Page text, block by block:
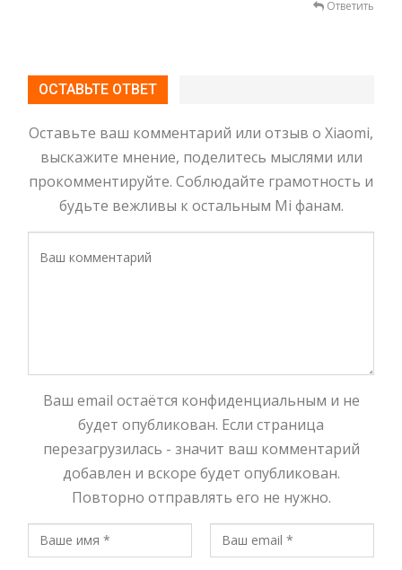
Ответить
ОСТАВЬТЕ ОТВЕТ
Оставьте ваш комментарий или отзыв о Xiaomi,
выскажите мнение, поделитесь мыслями или
прокомментируйте. Соблюдайте грамотность и
будьте вежливы к остальным Mi фанам.
Ваш email остаётся конфиденциальным и не
будет опубликован. Если страница
перезагрузилась - значит ваш комментарий
добавлен и вскоре будет опубликован.
Повторно отправлять его не нужно.